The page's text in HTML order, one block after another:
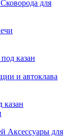
Сковорода для
казан
и автоклава
казан
Аксессуары для